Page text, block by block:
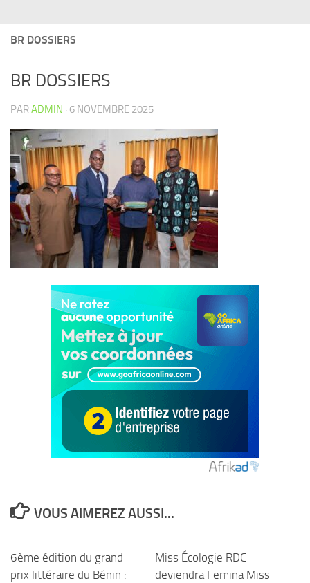
BR DOSSIERS
BR DOSSIERS
PARADMIN · 6 NOVEMBRE 2025
VOUS AIMEREZ AUSSI...
6ème édition du grand
prix littéraire du Bénin :
Miss Écologie RDC
deviendra Femina Miss